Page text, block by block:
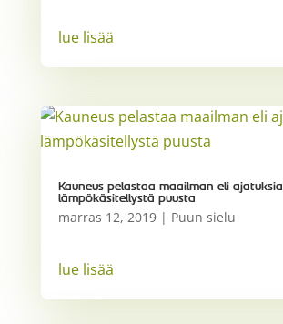
lue lisää
Kauneus pelastaa maailman eli ajatuksia
lämpökäsitellystä puusta
marras 12, 2019| Puun sielu
lue lisää